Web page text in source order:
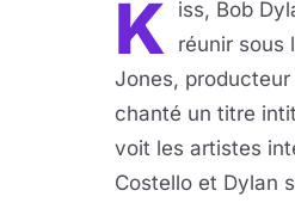
K iss, Bob
réunir sous
Jones,
chanté un titre
voit les artistes
Costello et Dylan